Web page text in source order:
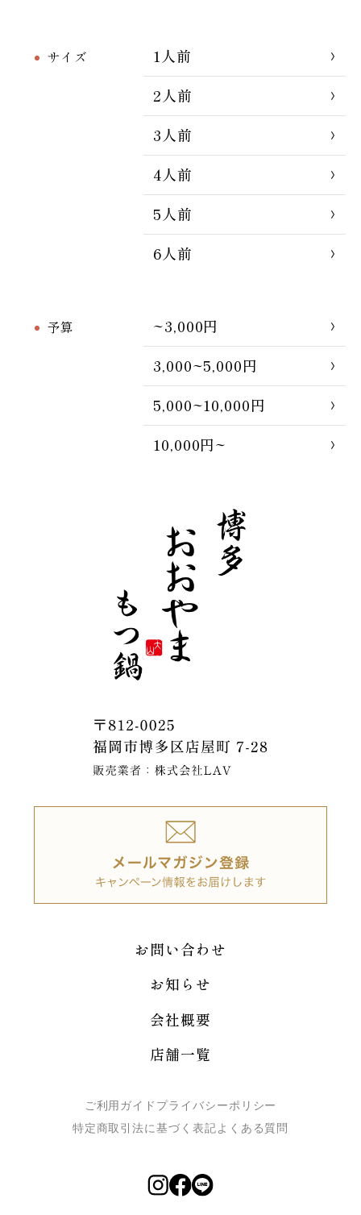
サイズ
1人前
2人前
3人前
4人前
5人前
6人前
予算
~3,000円
3,000~5,000円
5,000~10,000円
10,000円~
お問い合わせ
お知らせ
会社概要
店舗一覧
ご利用ガイド プライバシーポリシー
特定商取引法に基づく表記よくある質問